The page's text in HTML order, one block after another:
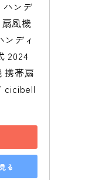
ンデ
風機
ディ
2024
携帯扇
cicibell
る